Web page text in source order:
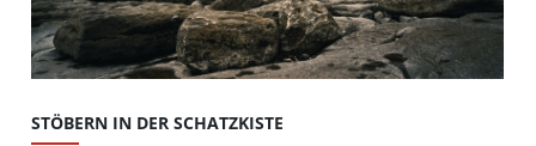
STÖBERN IN DER SCHATZKISTE